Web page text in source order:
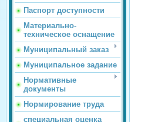
Паспорт доступности
Материально-
техническое оснащение
Муниципальный заказ
Муниципальное задание
Нормативные
документы
Нормирование труда
специальная оценка